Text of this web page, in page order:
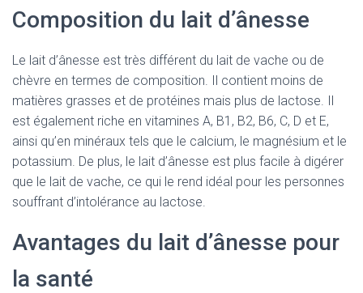
Composition du lait d’ânesse
Le lait d’ânesse est très différent du lait de vache ou de
chèvre en termes de composition. Il contient moins de
matières grasses et de protéines mais plus de lactose. Il
est également riche en vitamines A, B1, B2, B6, C, D et E,
ainsi qu’en minéraux tels que le calcium, le magnésium et le
potassium. De plus, le lait d’ânesse est plus facile à digérer
que le lait de vache, ce qui le rend idéal pour les personnes
souffrant d’intolérance au lactose.
Avantages du lait d’ânesse pour
la santé